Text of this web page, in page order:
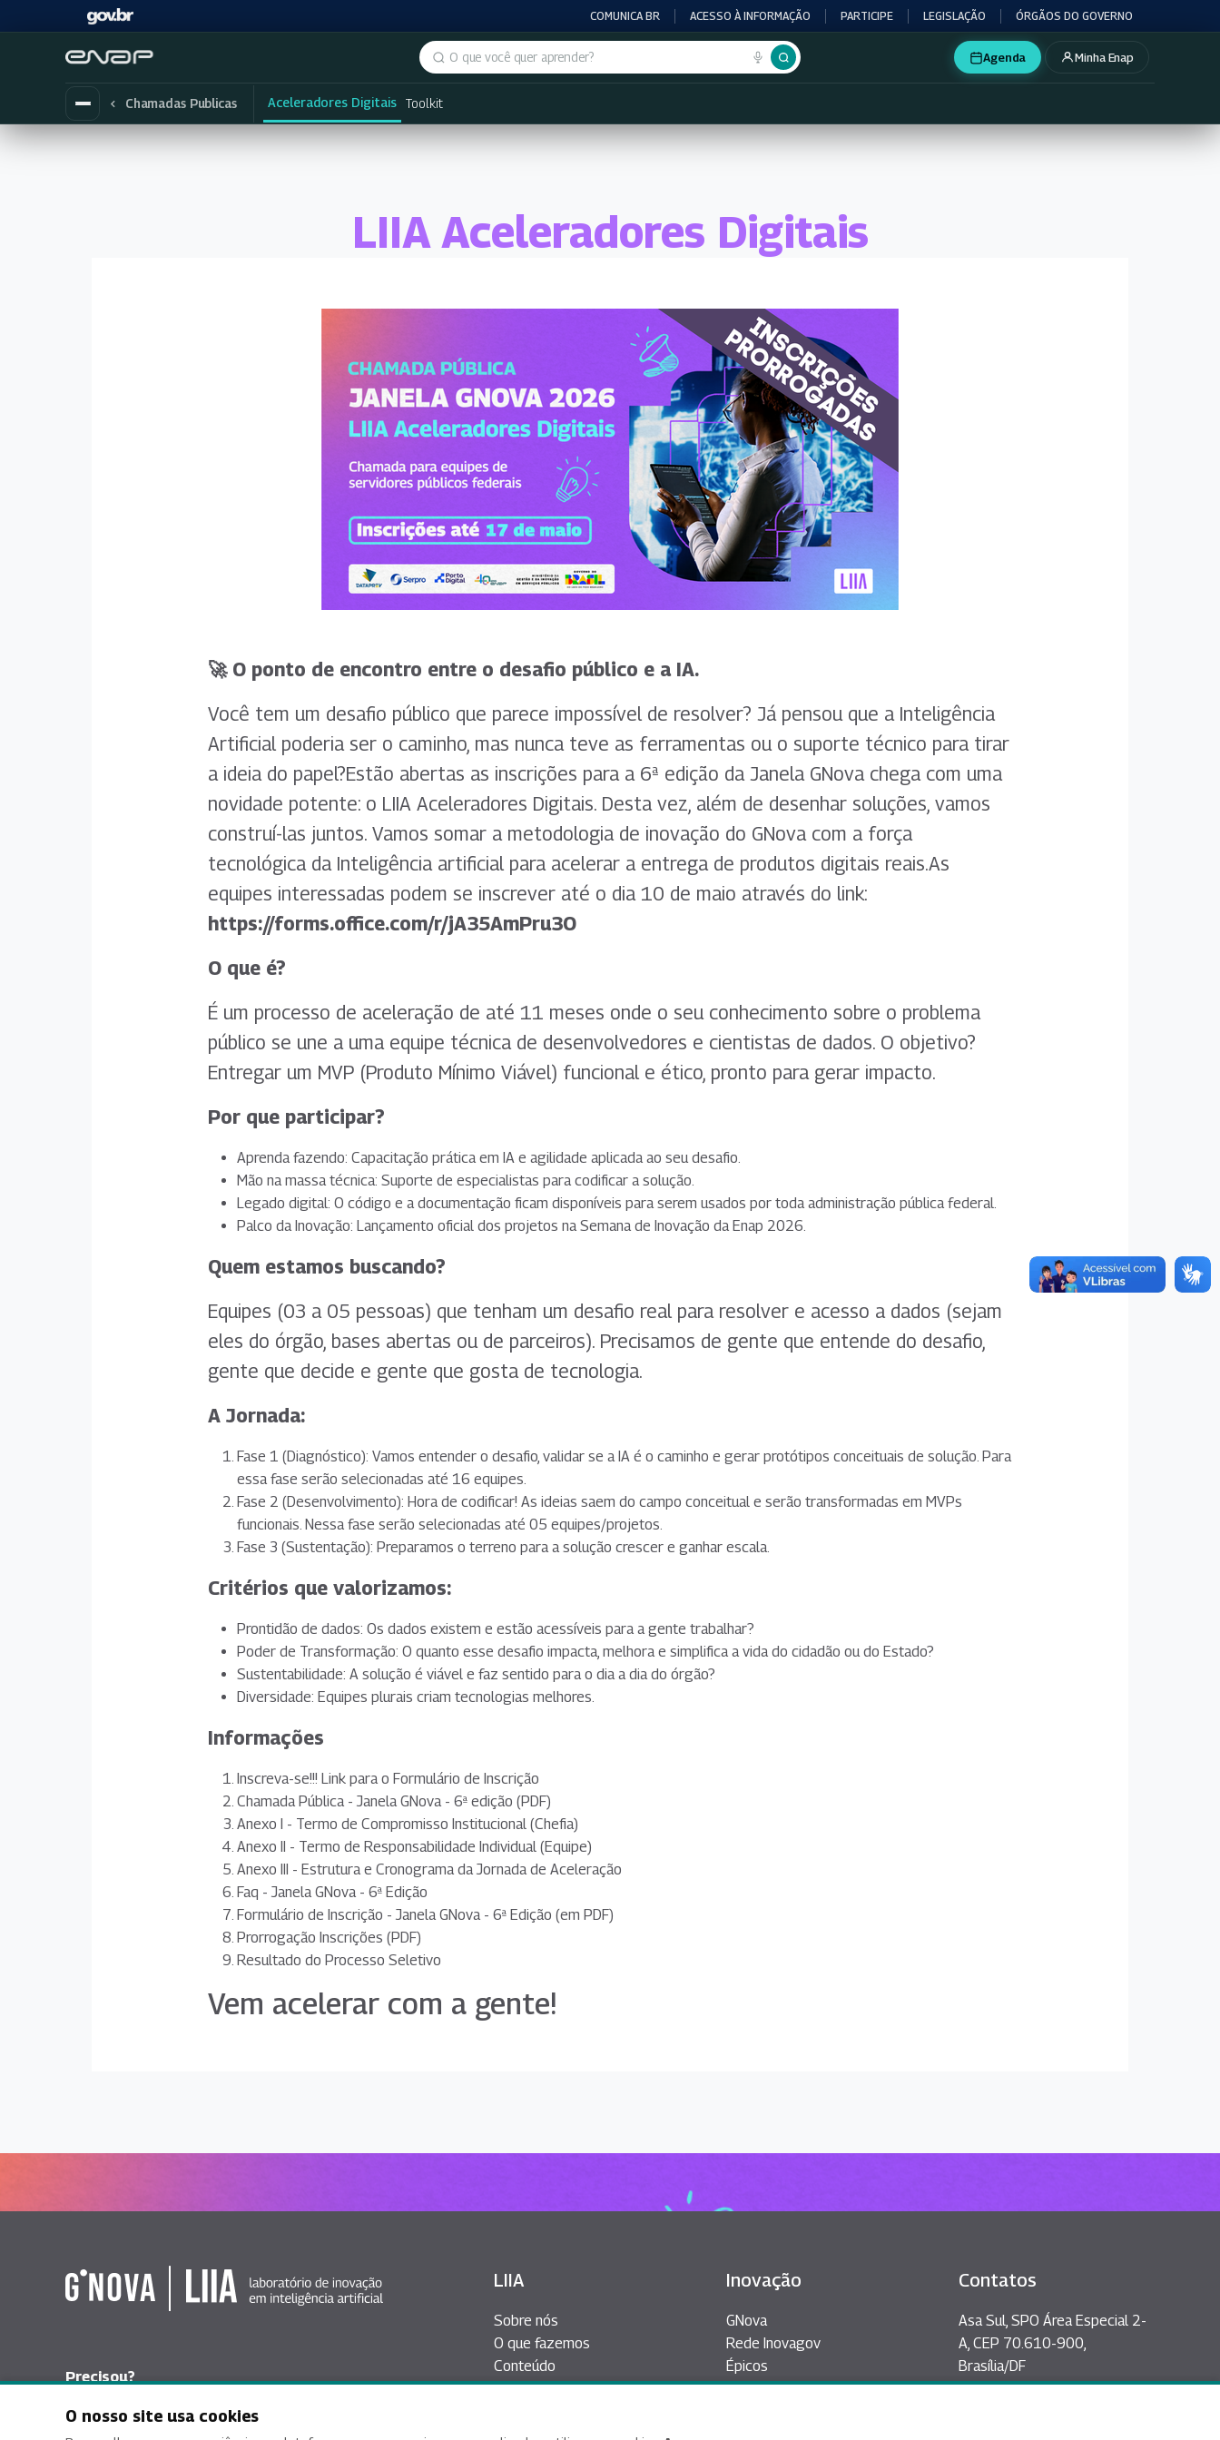
COMUNICA BR ACESSO À INFORMAÇÃO PARTICIPE LEGISLAÇÃO ÓRGÃOS DO GOVERNO
Buscar no portal
Agenda Minha Enap
Chamadas Publicas Aceleradores Digitais Toolkit
LIIA Aceleradores Digitais
🚀 O ponto de encontro entre o desafio público e a IA.
Você tem um desafio público que parece impossível de resolver? Já pensou que a Inteligência
Artificial poderia ser o caminho, mas nunca teve as ferramentas ou o suporte técnico para tirar
a ideia do papel?Estão abertas as inscrições para a 6ª edição da Janela GNova chega com uma
novidade potente: o LIIA Aceleradores Digitais. Desta vez, além de desenhar soluções, vamos
construí-las juntos. Vamos somar a metodologia de inovação do GNova com a força
tecnológica da Inteligência artificial para acelerar a entrega de produtos digitais reais.As
equipes interessadas podem se inscrever até o dia 10 de maio através do link:
https://forms.office.com/r/jA35AmPru3O
O que é?
É um processo de aceleração de até 11 meses onde o seu conhecimento sobre o problema
público se une a uma equipe técnica de desenvolvedores e cientistas de dados. O objetivo?
Entregar um MVP (Produto Mínimo Viável) funcional e ético, pronto para gerar impacto.
Por que participar?
Aprenda fazendo: Capacitação prática em IA e agilidade aplicada ao seu desafio.
Mão na massa técnica: Suporte de especialistas para codificar a solução.
Legado digital: O código e a documentação ficam disponíveis para serem usados por toda administração pública federal.
Palco da Inovação: Lançamento oficial dos projetos na Semana de Inovação da Enap 2026.
Quem estamos buscando?
Equipes (03 a 05 pessoas) que tenham um desafio real para resolver e acesso a dados (sejam
eles do órgão, bases abertas ou de parceiros). Precisamos de gente que entende do desafio,
gente que decide e gente que gosta de tecnologia.
A Jornada:
Fase 1 (Diagnóstico): Vamos entender o desafio, validar se a IA é o caminho e gerar protótipos conceituais de solução. Para
essa fase serão selecionadas até 16 equipes.
Fase 2 (Desenvolvimento): Hora de codificar! As ideias saem do campo conceitual e serão transformadas em MVPs
funcionais. Nessa fase serão selecionadas até 05 equipes/projetos.
Fase 3 (Sustentação): Preparamos o terreno para a solução crescer e ganhar escala.
Critérios que valorizamos:
Prontidão de dados: Os dados existem e estão acessíveis para a gente trabalhar?
Poder de Transformação: O quanto esse desafio impacta, melhora e simplifica a vida do cidadão ou do Estado?
Sustentabilidade: A solução é viável e faz sentido para o dia a dia do órgão?
Diversidade: Equipes plurais criam tecnologias melhores.
Informações
Inscreva-se!!! Link para o Formulário de Inscrição
Chamada Pública - Janela GNova - 6ª edição (PDF)
Anexo I - Termo de Compromisso Institucional (Chefia)
Anexo II - Termo de Responsabilidade Individual (Equipe)
Anexo III - Estrutura e Cronograma da Jornada de Aceleração
Faq - Janela GNova - 6ª Edição
Formulário de Inscrição - Janela GNova - 6ª Edição (em PDF)
Prorrogação Inscrições (PDF)
Resultado do Processo Seletivo
Vem acelerar com a gente!
Precisou?
LIIA
Sobre nós
O que fazemos
Conteúdo
Participe
Inovação
GNova
Rede Inovagov
Épicos
Plataforma Desafios
Contatos
Asa Sul, SPO Área Especial 2-
A, CEP 70.610-900,
Brasília/DF
O nosso site usa cookies